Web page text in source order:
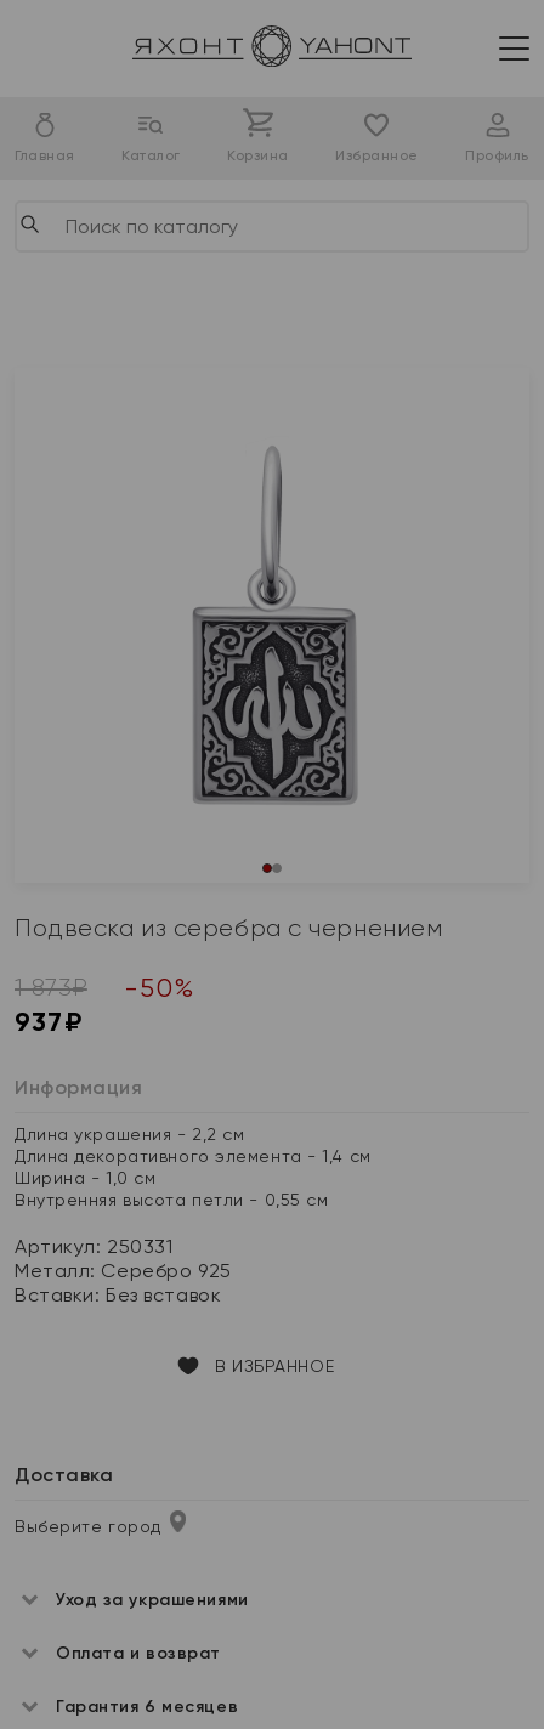
Главная Каталог Корзина Избранное Профиль
Подвеска из серебра с чернением
1 873₽ -50%
937₽
Информация
Длина украшения - 2,2 см
Длина декоративного элемента - 1,4 см
Ширина - 1,0 см
Внутренняя высота петли - 0,55 см
Артикул: 250331
Металл: Серебро 925
Вставки: Без вставок
В ИЗБРАННОЕ
Доставка
Выберите город
Уход за украшениями
Оплата и возврат
Гарантия 6 месяцев